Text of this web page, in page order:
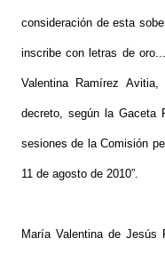
consideración de esta
inscribe con letras de
Valentina Ramírez
decreto, según la Gaceta
sesiones de la Comisión
11 de agosto de 2010”.
María Valentina de Jesús